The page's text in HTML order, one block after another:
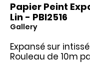
Papier Peint
Lin - PBI2516
Gallery
Expansé sur
Rouleau de 10m